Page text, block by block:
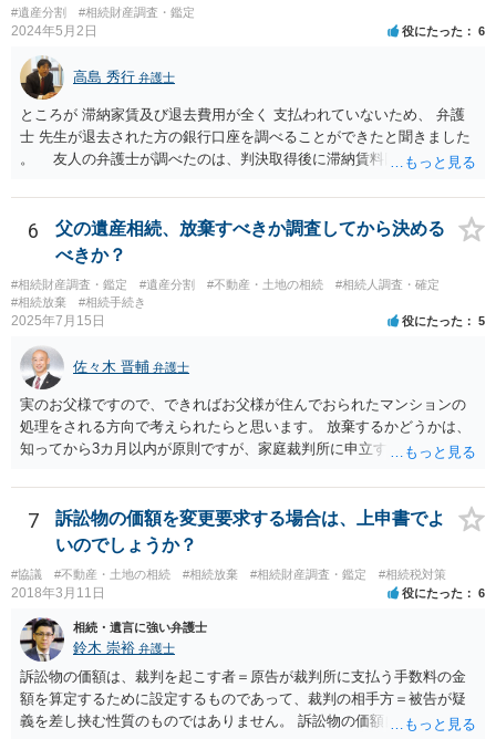
#遺産分割 #相続財産調査・鑑定
2024年5月2日 役にたった 6
高島 秀行 弁護士
ところが 滞納家賃及び退去費用が全く 支払われていないため、 弁護
士 先生が退去された方の銀行口座を調べることができたと聞きました
。 友人の弁護士が調べたのは、判決取得後に滞納賃料回収のため
預金の入出金履歴を調べたわけではありません。 残念ながら、事案
や目的も異なりますし、開示の内容も異なります。
6
父の遺産相続、放棄すべきか調査してから決める
べきか？
#相続財産調査・鑑定 #遺産分割 #不動産・土地の相続
#相続人調査・確定
#相続放棄
#相続手続き
2025年7月15日 役にたった 5
佐々木 晋輔 弁護士
実のお父様ですので、できればお父様が住んでおられたマンションの
処理をされる方向で考えられたらと思います。 放棄するかどうかは、
知ってから3カ月以内が原則ですが、家庭裁判所に申立すれば3カ月の
放棄するかどうか決めることができます。 銀行やサラ金が数年も放置
することはありませんので、数年後に借金が発見される可能性はほぼ
ありません。 なお、私が扱った相続放棄を検討していた案件で、期間
伸長して調査したところ、サラ金に対する過払金など相当な財産が見
つかったため相続したという事例がありました。
7
訴訟物の価額を変更要求する場合は、上申書でよ
いのでしょうか？
#協議 #不動産・土地の相続 #相続放棄 #相続財産調査・鑑定 #相続税対策
2018年3月11日 役にたった 6
相続・遺言に強い弁護士
鈴木 崇裕 弁護士
訴訟物の価額は、裁判を起こす者＝原告が裁判所に支払う手数料の金
額を算定するために設定するものであって、裁判の相手方＝被告が疑
義を差し挟む性質のものではありません。 訴訟物の価額自体が裁判の